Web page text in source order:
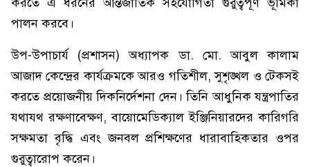
পালন করবে।
উপ-উপাচার্য (প্রশাসন) অধ্যাপক ডা. মো. আবুল কালাম
আজাদ কেন্দ্রের কার্যক্রমকে আরও গতিশীল, সুশৃঙ্খল ও টেকসই
করতে প্রয়োজনীয় দিকনির্দেশনা দেন। তিনি আধুনিক যন্ত্রপাতির
যথাযথ রক্ষণাবেক্ষণ, বায়োমেডিক্যাল ইঞ্জিনিয়ারদের কারিগরি
সক্ষমতা বৃদ্ধি এবং জনবল প্রশিক্ষণের ধারাবাহিকতার ওপর
গুরুত্বারোপ করেন।